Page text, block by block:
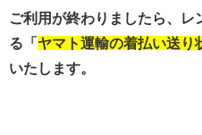
ご利用が終わりましたら、
る「 ヤマト運輸の着払い送り
いたします。